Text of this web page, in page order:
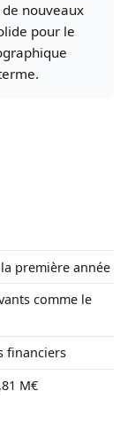
nouveaux
pour le
première année
comme le
financiers
M€